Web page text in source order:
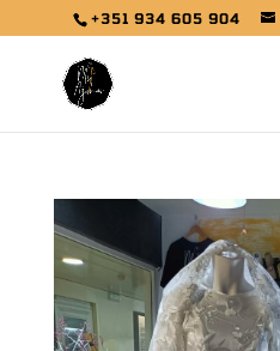
+351 934 605 904